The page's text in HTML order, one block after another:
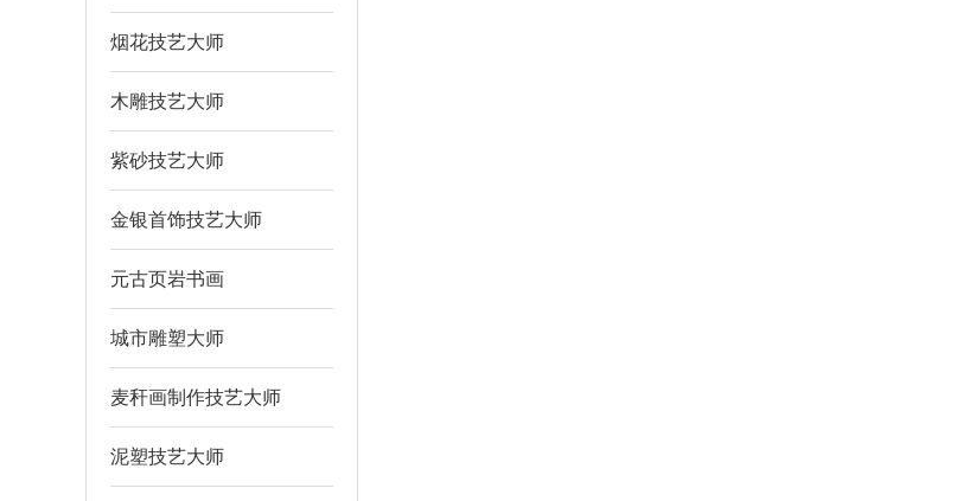
烟花技艺大师
木雕技艺大师
紫砂技艺大师
金银首饰技艺大师
元古页岩书画
城市雕塑大师
麦秆画制作技艺大师
泥塑技艺大师